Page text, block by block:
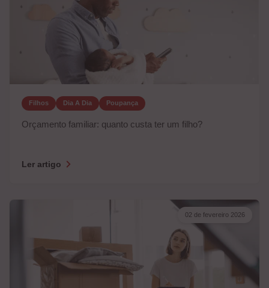
Filhos Dia A Dia Poupança
Orçamento familiar: quanto custa ter um filho?
Ler artigo
02 de fevereiro 2026